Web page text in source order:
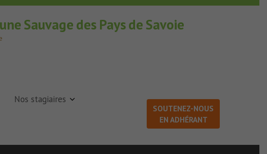
Sauvage des Pays de Savoie
SOUTENEZ-NOUS
Nos stagiaires